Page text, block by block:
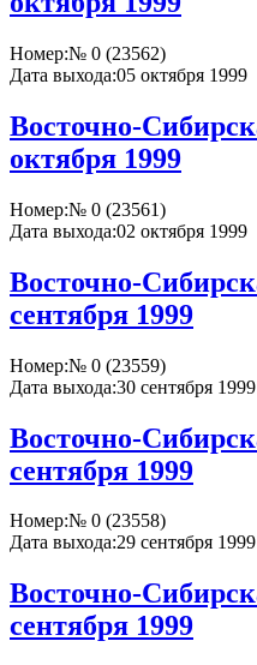
Номер:№ 0 (23562)
Дата выхода:05 октября 1999
Восточно-
октября 1999
Номер:№ 0 (23561)
Дата выхода:02 октября 1999
Восточно-
сентября 1999
Номер:№ 0 (23559)
Дата выхода:30 сентября 1999
Восточно-
сентября 1999
Номер:№ 0 (23558)
Дата выхода:29 сентября 1999
Восточно-
сентября 1999